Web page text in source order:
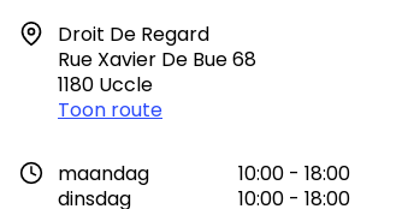
Droit De Regard
Rue Xavier De Bue 68
1180 Uccle
Toon route
maandag
10:00 - 18:00
dinsdag
10:00 - 18:00